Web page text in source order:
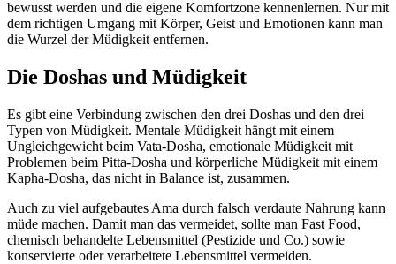
bewusst werden und die eigene Komfortzone kennenlernen. Nur mit
dem richtigen Umgang mit Körper, Geist und Emotionen kann man
die Wurzel der Müdigkeit entfernen.
Die Doshas und Müdigkeit
Es gibt eine Verbindung zwischen den drei Doshas und den drei
Typen von Müdigkeit. Mentale Müdigkeit hängt mit einem
Ungleichgewicht beim Vata-Dosha, emotionale Müdigkeit mit
Problemen beim Pitta-Dosha und körperliche Müdigkeit mit einem
Kapha-Dosha, das nicht in Balance ist, zusammen.
Auch zu viel aufgebautes Ama durch falsch verdaute Nahrung kann
müde machen. Damit man das vermeidet, sollte man Fast Food,
chemisch behandelte Lebensmittel (Pestizide und Co.) sowie
konservierte oder verarbeitete Lebensmittel vermeiden.